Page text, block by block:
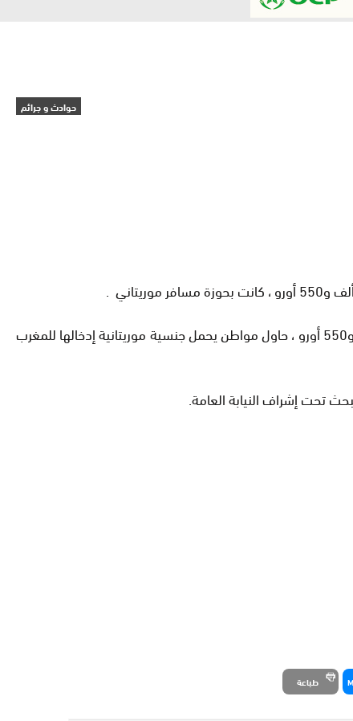
حوادث و جرائم
.
وأوضح المصدر ذاته أنه تم خلال عملية مراقبة روتينية بالمعبر الحدودي الكركرات ، أول أمس الخميس ، حجز عملة صعبة بقيمة 179 ألف و550 أورو ، حاول مواطن يحمل جنسية موريتانية إدخالها للمغرب
تحت إشراف النيابة العامة.
طباعة